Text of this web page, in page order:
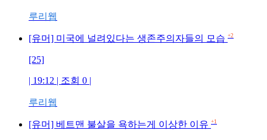
루리웹
[유머] 미국에 널려있다는 생존주의자들의 모습 +2
[25]
| 19:12 | 조회 0 |
루리웹
[유머] 베트맨 불살을 욕하는게 이상한 이유 +1